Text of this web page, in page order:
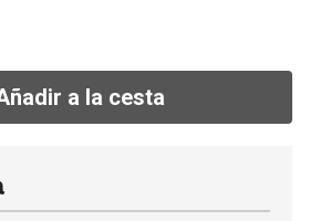
a la cesta